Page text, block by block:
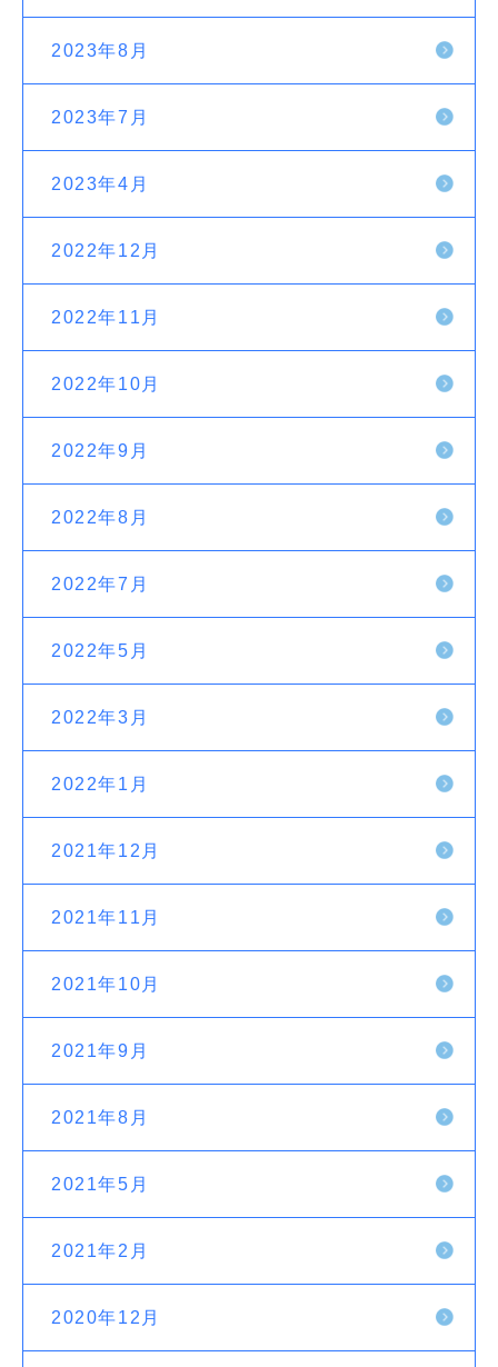
2023年8月
2023年7月
2023年4月
2022年12月
2022年11月
2022年10月
2022年9月
2022年8月
2022年7月
2022年5月
2022年3月
2022年1月
2021年12月
2021年11月
2021年10月
2021年9月
2021年8月
2021年5月
2021年2月
2020年12月